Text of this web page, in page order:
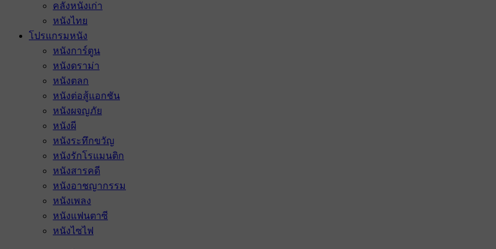
คลังหนังเก่า
หนังไทย
โปรแกรมหนัง
หนังการ์ตูน
หนังดราม่า
หนังตลก
หนังต่อสู้แอกชัน
หนังผจญภัย
หนังผี
หนังระทึกขวัญ
หนังรักโรแมนติก
หนังสารคดี
หนังอาชญากรรม
หนังเพลง
หนังแฟนตาซี
หนังไซไฟ